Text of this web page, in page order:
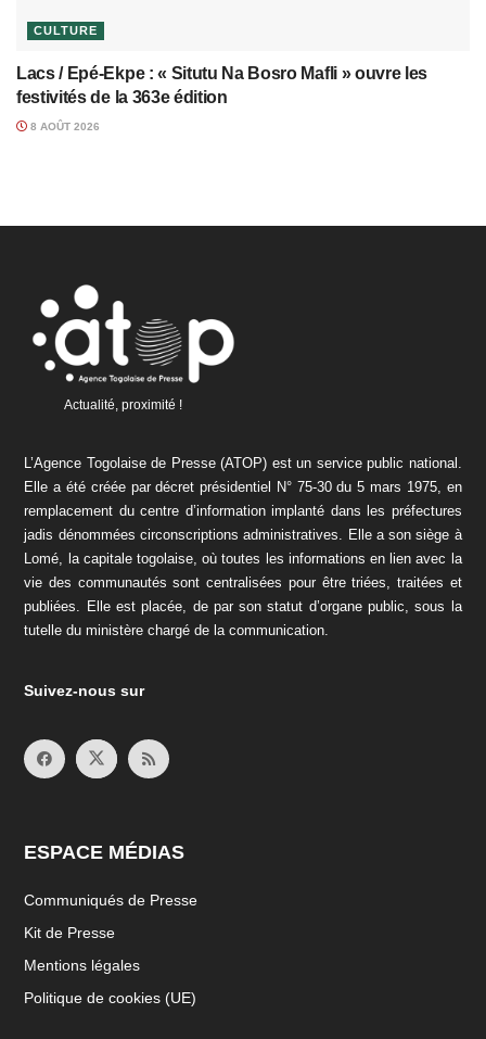
CULTURE
Lacs / Epé-Ekpe : « Situtu Na Bosro Mafli » ouvre les
festivités de la 363e édition
8 AOÛT 2026
Actualité, proximité !
L’Agence Togolaise de Presse (ATOP) est un service public national.
Elle a été créée par décret présidentiel N° 75-30 du 5 mars 1975, en
remplacement du centre d’information implanté dans les préfectures
jadis dénommées circonscriptions administratives. Elle a son siège à
Lomé, la capitale togolaise, où toutes les informations en lien avec la
vie des communautés sont centralisées pour être triées, traitées et
publiées. Elle est placée, de par son statut d’organe public, sous la
tutelle du ministère chargé de la communication.
Suivez-nous sur
ESPACE MÉDIAS
Communiqués de Presse
Kit de Presse
Mentions légales
Politique de cookies (UE)